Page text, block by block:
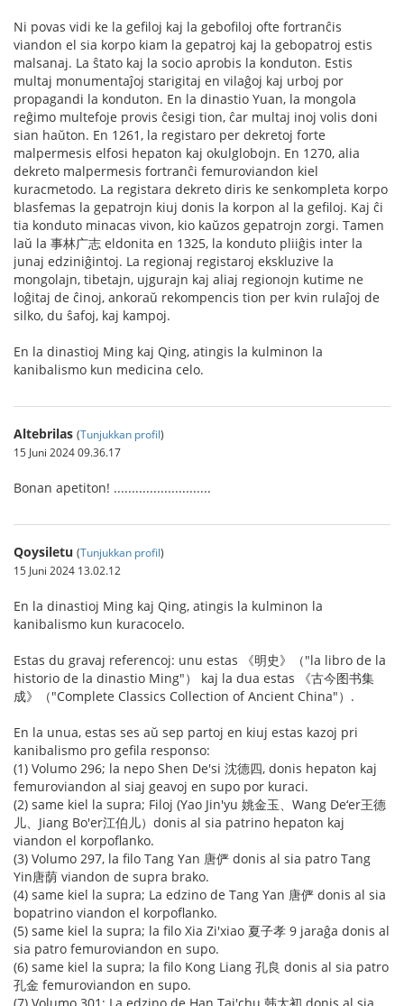
Ni povas vidi ke la gefiloj kaj la gebofiloj ofte fortranĉis
viandon el sia korpo kiam la gepatroj kaj la gebopatroj estis
malsanaj. La ŝtato kaj la socio aprobis la konduton. Estis
multaj monumentaĵoj starigitaj en vilaĝoj kaj urboj por
propagandi la konduton. En la dinastio Yuan, la mongola
reĝimo multefoje provis ĉesigi tion, ĉar multaj inoj volis doni
sian haŭton. En 1261, la registaro per dekretoj forte
malpermesis elfosi hepaton kaj okulglobojn. En 1270, alia
dekreto malpermesis fortranĉi femuroviandon kiel
kuracmetodo. La registara dekreto diris ke senkompleta korpo
blasfemas la gepatrojn kiuj donis la korpon al la gefiloj. Kaj ĉi
tia konduto minacas vivon, kio kaŭzos gepatrojn zorgi. Tamen
laŭ la 事林广志 eldonita en 1325, la konduto pliiĝis inter la
junaj edziniĝintoj. La regionaj registaroj ekskluzive la
mongolajn, tibetajn, ujgurajn kaj aliaj regionojn kutime ne
loĝitaj de ĉinoj, ankoraŭ rekompencis tion per kvin rulaĵoj de
silko, du ŝafoj, kaj kampoj.
En la dinastioj Ming kaj Qing, atingis la kulminon la
kanibalismo kun medicina celo.
Altebrilas (Tunjukkan profil)
15 Juni 2024 09.36.17
Bonan apetiton! ...........................
Qoysiletu (Tunjukkan profil)
15 Juni 2024 13.02.12
En la dinastioj Ming kaj Qing, atingis la kulminon la
kanibalismo kun kuracocelo.
Estas du gravaj referencoj: unu estas 《明史》（"la libro de la
historio de la dinastio Ming"） kaj la dua estas 《古今图书集
成》（"Complete Classics Collection of Ancient China"）.
En la unua, estas ses aŭ sep partoj en kiuj estas kazoj pri
kanibalismo pro gefila responso:
(1) Volumo 296; la nepo Shen De'si 沈德四, donis hepaton kaj
femuroviandon al siaj geavoj en supo por kuraci.
(2) same kiel la supra; Filoj (Yao Jin'yu 姚金玉、Wang De‘er王德
儿、Jiang Bo'er江伯儿）donis al sia patrino hepaton kaj
viandon el korpoflanko.
(3) Volumo 297, la filo Tang Yan 唐俨 donis al sia patro Tang
Yin唐荫 viandon de supra brako.
(4) same kiel la supra; La edzino de Tang Yan 唐俨 donis al sia
bopatrino viandon el korpoflanko.
(5) same kiel la supra; la filo Xia Zi'xiao 夏子孝 9 jaraĝa donis al
sia patro femuroviandon en supo.
(6) same kiel la supra; la filo Kong Liang 孔良 donis al sia patro
孔金 femuroviandon en supo.